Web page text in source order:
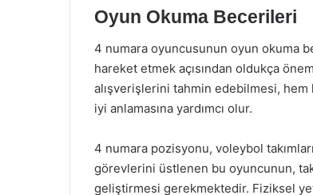
Oyun Okuma Becerileri
4 numara oyuncusunun oyun okuma
hareket etmek açısından oldukça
alışverişlerini tahmin edebilmesi, hem
iyi anlamasına yardımcı olur.
4 numara pozisyonu, voleybol
görevlerini üstlenen bu oyuncunun,
geliştirmesi gerekmektedir. Fiziksel